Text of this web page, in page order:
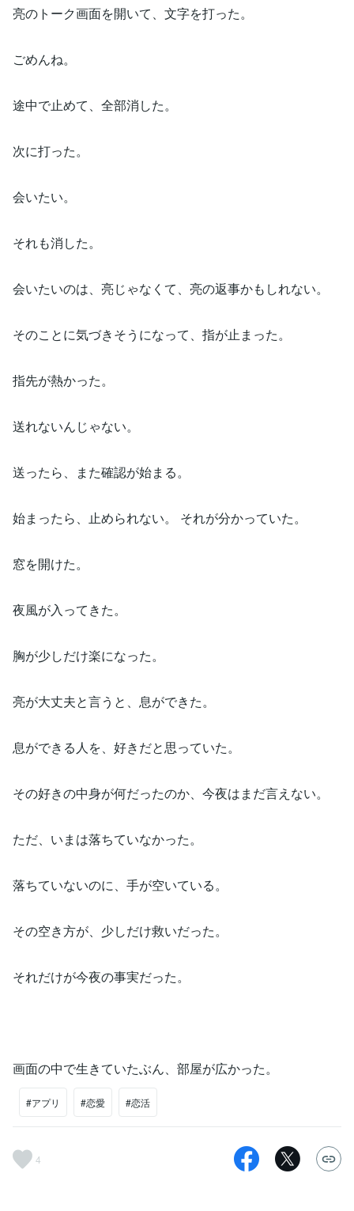
亮のトーク画面を開いて、文字を打った。
ごめんね。
途中で止めて、全部消した。
次に打った。
会いたい。
それも消した。
会いたいのは、亮じゃなくて、亮の返事かもしれない。
そのことに気づきそうになって、指が止まった。
指先が熱かった。
送れないんじゃない。
送ったら、また確認が始まる。
始まったら、止められない。 それが分かっていた。
窓を開けた。
夜風が入ってきた。
胸が少しだけ楽になった。
亮が大丈夫と言うと、息ができた。
息ができる人を、好きだと思っていた。
その好きの中身が何だったのか、今夜はまだ言えない。
ただ、いまは落ちていなかった。
落ちていないのに、手が空いている。
その空き方が、少しだけ救いだった。
それだけが今夜の事実だった。
画面の中で生きていたぶん、部屋が広かった。
#アプリ #恋愛 #恋活
4